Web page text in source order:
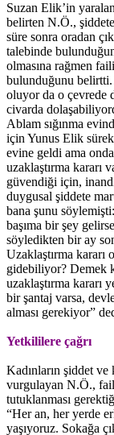
Suzan Elik’in
belirten N.Ö.,
süre sonra oradan
talebinde
olmasına rağmen
bulunduğunu belirtti.
oluyor da o çevrede
civarda
Ablam sığınma
için Yunus Elik
evine geldi ama
uzaklaştırma kararı
güvendiği için,
duygusal şiddete
bana şunu
başıma bir şey
söyledikten bir ay
Uzaklaştırma kararı
gidebiliyor? Demek
uzaklaştırma kararı
bir şantaj varsa,
alması gerekiyor”
Yetkililere çağrı
Kadınların şiddet
vurgulayan N.Ö.,
tutuklanması
“Her an, her yerde
yaşıyoruz. Sokağa